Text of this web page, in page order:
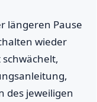
längeren Pause
wieder
des jeweiligen